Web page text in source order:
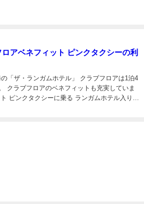
アベネフィット ピンクタクシーの利
「ザ・ランガムホテル」 クラブフロアは1泊4
クラブフロアのベネフィットも充実していま
ンが停ま...